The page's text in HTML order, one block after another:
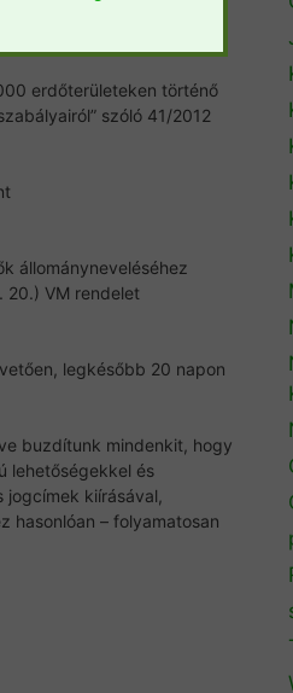
erdőterületeken történő
szóló 41/2012
állományneveléséhez
20.) VM rendelet
legkésőbb 20 napon
buzdítunk mindenkit, hogy
lehetőségekkel és
jogcímek kiírásával,
hasonlóan – folyamatosan